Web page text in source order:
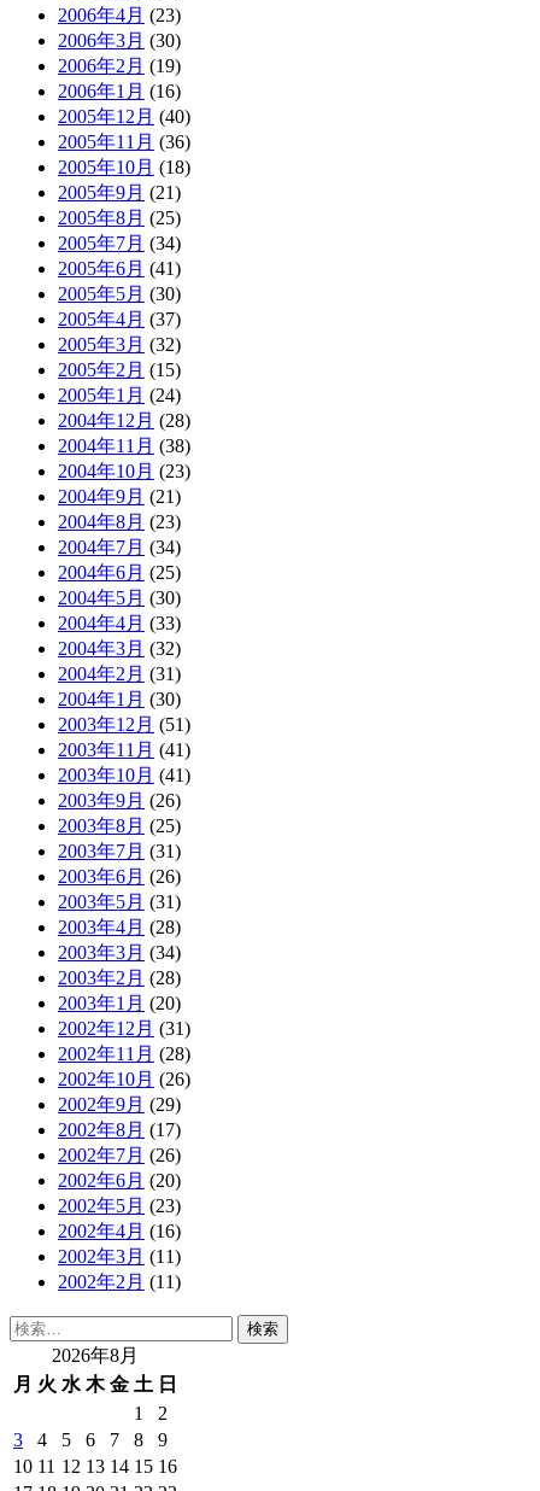
2006年4月 (23)
2006年3月 (30)
2006年2月 (19)
2006年1月 (16)
2005年12月 (40)
2005年11月 (36)
2005年10月 (18)
2005年9月 (21)
2005年8月 (25)
2005年7月 (34)
2005年6月 (41)
2005年5月 (30)
2005年4月 (37)
2005年3月 (32)
2005年2月 (15)
2005年1月 (24)
2004年12月 (28)
2004年11月 (38)
2004年10月 (23)
2004年9月 (21)
2004年8月 (23)
2004年7月 (34)
2004年6月 (25)
2004年5月 (30)
2004年4月 (33)
2004年3月 (32)
2004年2月 (31)
2004年1月 (30)
2003年12月 (51)
2003年11月 (41)
2003年10月 (41)
2003年9月 (26)
2003年8月 (25)
2003年7月 (31)
2003年6月 (26)
2003年5月 (31)
2003年4月 (28)
2003年3月 (34)
2003年2月 (28)
2003年1月 (20)
2002年12月 (31)
2002年11月 (28)
2002年10月 (26)
2002年9月 (29)
2002年8月 (17)
2002年7月 (26)
2002年6月 (20)
2002年5月 (23)
2002年4月 (16)
2002年3月 (11)
2002年2月 (11)
検
2026年8月
月 火 水 木 金 土 日
1
2
3
4 5 6 7 8
9
10 11 12 13 14 15 16